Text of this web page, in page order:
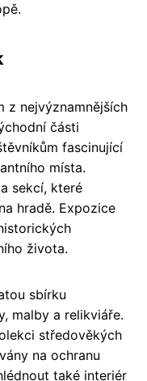
z nejvýznamnějších
části
fascinující
místa.
sekcí, které
hradě. Expozice
života.
sbírku
malby a relikviáře.
středověkých
na ochranu
také interiér